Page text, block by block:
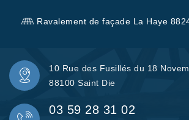
Ravalement de façade La Haye
10 Rue des Fusillés du 18
88100 Saint Die
03 59 28 31 02